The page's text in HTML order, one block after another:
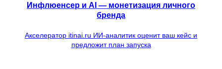
Инфлюенсер и AI — монетизация личного
бренда
Акселератор itinai.ru ИИ-аналитик оценит ваш кейс и
предложит план запуска